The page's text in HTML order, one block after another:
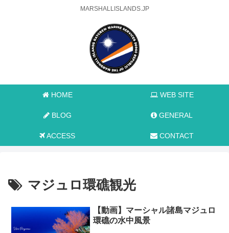
MARSHALLISLANDS.JP
HOME WEB SITE
BLOG GENERAL
ACCESS CONTACT
マジュロ環礁観光
【動画】マーシャル諸島マジュロ
環礁の水中風景